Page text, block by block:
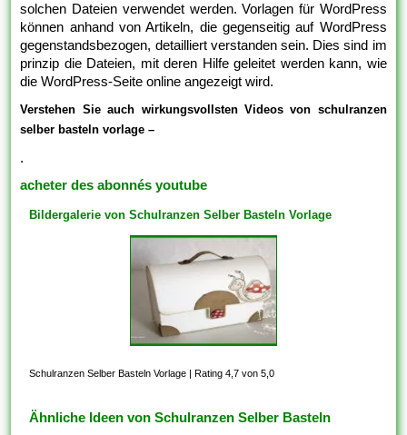
solchen Dateien verwendet werden. Vorlagen für WordPress
können anhand von Artikeln, die gegenseitig auf WordPress
gegenstandsbezogen, detailliert verstanden sein. Dies sind im
prinzip die Dateien, mit deren Hilfe geleitet werden kann, wie
die WordPress-Seite online angezeigt wird.
Verstehen Sie auch wirkungsvollsten Videos von schulranzen
selber basteln vorlage –
.
acheter des abonnés youtube
Bildergalerie von Schulranzen Selber Basteln Vorlage
Schulranzen Selber Basteln Vorlage Rating 4,7 von 5,0
Ähnliche Ideen von Schulranzen Selber Basteln